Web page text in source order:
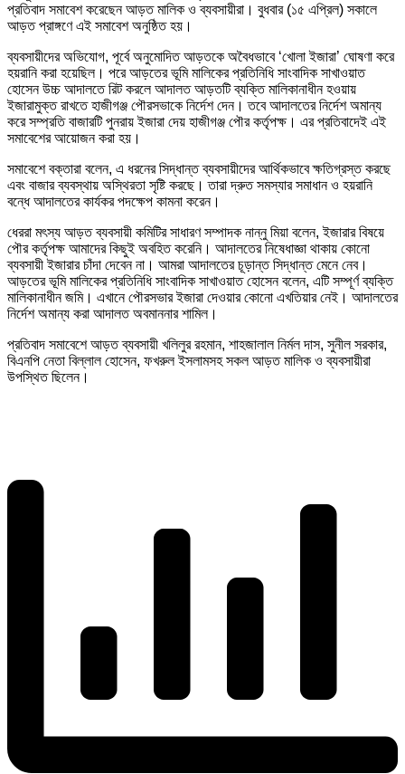
প্রতিবাদ সমাবেশ করেছেন আড়ত মালিক ও ব্যবসায়ীরা। বুধবার (১৫ এপ্রিল) সকালে
আড়ত প্রাঙ্গণে এই সমাবেশ অনুষ্ঠিত হয়।
ব্যবসায়ীদের অভিযোগ, পূর্বে অনুমোদিত আড়তকে অবৈধভাবে ‘খোলা ইজারা’ ঘোষণা করে
হয়রানি করা হয়েছিল। পরে আড়তের ভূমি মালিকের প্রতিনিধি সাংবাদিক সাখাওয়াত
হোসেন উচ্চ আদালতে রিট করলে আদালত আড়তটি ব্যক্তি মালিকানাধীন হওয়ায়
ইজারামুক্ত রাখতে হাজীগঞ্জ পৌরসভাকে নির্দেশ দেন। তবে আদালতের নির্দেশ অমান্য
করে সম্প্রতি বাজারটি পুনরায় ইজারা দেয় হাজীগঞ্জ পৌর কর্তৃপক্ষ। এর প্রতিবাদেই এই
সমাবেশের আয়োজন করা হয়।
সমাবেশে বক্তারা বলেন, এ ধরনের সিদ্ধান্ত ব্যবসায়ীদের আর্থিকভাবে ক্ষতিগ্রস্ত করছে
এবং বাজার ব্যবস্থায় অস্থিরতা সৃষ্টি করছে। তারা দ্রুত সমস্যার সমাধান ও হয়রানি
বন্ধে আদালতের কার্যকর পদক্ষেপ কামনা করেন।
ধেররা মৎস্য আড়ত ব্যবসায়ী কমিটির সাধারণ সম্পাদক নান্নু মিয়া বলেন, ইজারার বিষয়ে
পৌর কর্তৃপক্ষ আমাদের কিছুই অবহিত করেনি। আদালতের নিষেধাজ্ঞা থাকায় কোনো
ব্যবসায়ী ইজারার চাঁদা দেবেন না। আমরা আদালতের চূড়ান্ত সিদ্ধান্ত মেনে নেব।
আড়তের ভূমি মালিকের প্রতিনিধি সাংবাদিক সাখাওয়াত হোসেন বলেন, এটি সম্পূর্ণ ব্যক্তি
মালিকানাধীন জমি। এখানে পৌরসভার ইজারা দেওয়ার কোনো এখতিয়ার নেই। আদালতের
নির্দেশ অমান্য করা আদালত অবমাননার শামিল।
প্রতিবাদ সমাবেশে আড়ত ব্যবসায়ী খলিলুর রহমান, শাহজালাল নির্মল দাস, সুনীল সরকার,
বিএনপি নেতা বিল্লাল হোসেন, ফখরুল ইসলামসহ সকল আড়ত মালিক ও ব্যবসায়ীরা
উপস্থিত ছিলেন।